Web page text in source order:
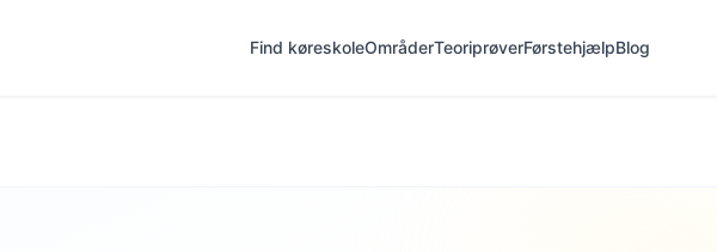
Find køreskoleOmråderTeoriprøverFørstehjælpBlog